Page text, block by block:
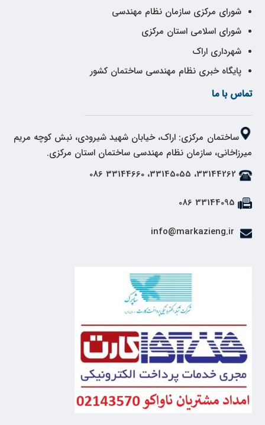
شورای مرکزی سازمان نظام مهندسی
شورای اسلامی استان مرکزی
شهرداری اراک
پایگاه خبری نظام مهندسی ساختمان کشور
تماس با ما
ساختمان مرکزی: اراک، خیابان شهید شیرودی، نبش کوچه مریم
میرزاخانی، سازمان نظام مهندسی ساختمان استان مرکزی.
33144262، 33145055، 33144660 086
33144095 086